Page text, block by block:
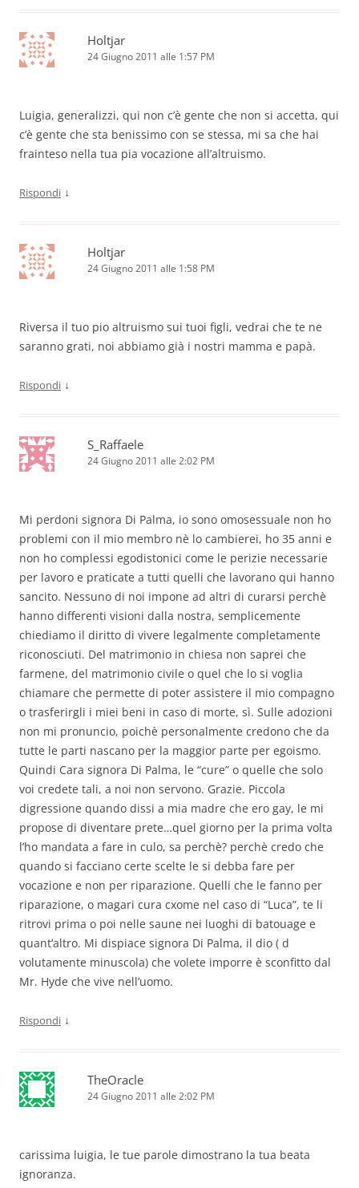
Holtjar
24 Giugno 2011 alle 1:57 PM
Luigia, generalizzi, qui non c’è gente che non si accetta, qui
c’è gente che sta benissimo con se stessa, mi sa che hai
frainteso nella tua pia vocazione all’altruismo.
Rispondi ↓
Holtjar
24 Giugno 2011 alle 1:58 PM
Riversa il tuo pio altruismo sui tuoi figli, vedrai che te ne
saranno grati, noi abbiamo già i nostri mamma e papà.
Rispondi ↓
S_Raffaele
24 Giugno 2011 alle 2:02 PM
Mi perdoni signora Di Palma, io sono omosessuale non ho
problemi con il mio membro nè lo cambierei, ho 35 anni e
non ho complessi egodistonici come le perizie necessarie
per lavoro e praticate a tutti quelli che lavorano qui hanno
sancito. Nessuno di noi impone ad altri di curarsi perchè
hanno differenti visioni dalla nostra, semplicemente
chiediamo il diritto di vivere legalmente completamente
riconosciuti. Del matrimonio in chiesa non saprei che
farmene, del matrimonio civile o quel che lo si voglia
chiamare che permette di poter assistere il mio compagno
o trasferirgli i miei beni in caso di morte, sì. Sulle adozioni
non mi pronuncio, poichè personalmente credono che da
tutte le parti nascano per la maggior parte per egoismo.
Quindi Cara signora Di Palma, le “cure” o quelle che solo
voi credete tali, a noi non servono. Grazie. Piccola
digressione quando dissi a mia madre che ero gay, le mi
propose di diventare prete…quel giorno per la prima volta
l’ho mandata a fare in culo, sa perchè? perchè credo che
quando si facciano certe scelte le si debba fare per
vocazione e non per riparazione. Quelli che le fanno per
riparazione, o magari cura cxome nel caso di “Luca”, te li
ritrovi prima o poi nelle saune nei luoghi di batouage e
quant’altro. Mi dispiace signora Di Palma, il dio ( d
volutamente minuscola) che volete imporre è sconfitto dal
Mr. Hyde che vive nell’uomo.
Rispondi ↓
TheOracle
24 Giugno 2011 alle 2:02 PM
carissima luigia, le tue parole dimostrano la tua beata
ignoranza.